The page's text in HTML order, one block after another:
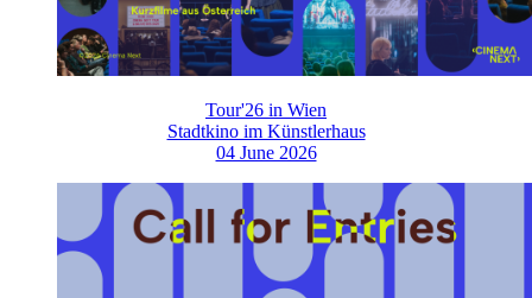
Tour'26 in Wien
Stadtkino im Künstlerhaus
04 June 2026